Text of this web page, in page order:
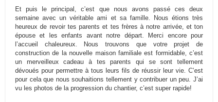
Et puis le principal, c’est que nous avons passé ces deux
semaine avec un véritable ami et sa famille. Nous étions très
heureux de revoir tes parents et tes frères à notre arrivée, et ton
épouse et les enfants avant notre départ. Merci encore pour
l’accueil chaleureux. Nous trouvons que votre projet de
construction de la nouvelle maison familiale est formidable, c’est
un merveilleux cadeau à tes parents qui se sont tellement
dévoués pour permettre à tous leurs fils de réussir leur vie. C’est
pour cela que nous souhaitions tellement y contribuer un peu. J’ai
vu les photos de la progression du chantier, c’est super rapide!